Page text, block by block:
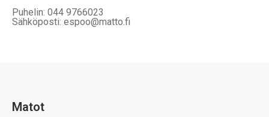
Puhelin: 044 9766023
Sähköposti: espoo@matto.fi
Matot